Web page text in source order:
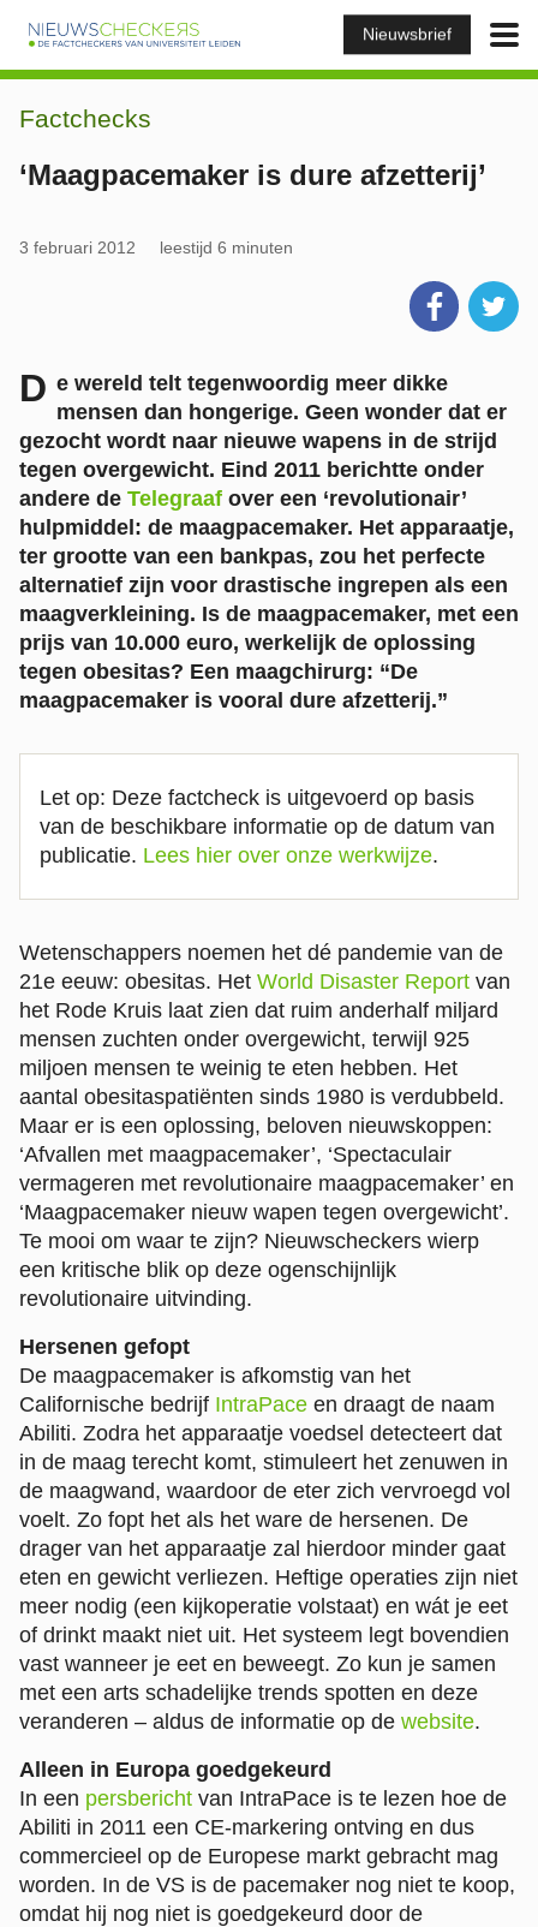
Nieuwsbrief
Factchecks
‘Maagpacemaker is dure afzetterij’
3 februari 2012 leestijd 6 minuten
D e wereld telt tegenwoordig meer dikke
mensen dan hongerige. Geen wonder dat er
gezocht wordt naar nieuwe wapens in de strijd
tegen overgewicht. Eind 2011 berichtte onder
andere de Telegraaf over een ‘revolutionair’
hulpmiddel: de maagpacemaker. Het apparaatje,
ter grootte van een bankpas, zou het perfecte
alternatief zijn voor drastische ingrepen als een
maagverkleining. Is de maagpacemaker, met een
prijs van 10.000 euro, werkelijk de oplossing
tegen obesitas? Een maagchirurg: “De
maagpacemaker is vooral dure afzetterij.”
Let op: Deze factcheck is uitgevoerd op basis
van de beschikbare informatie op de datum van
publicatie. Lees hier over onze werkwijze.
Wetenschappers noemen het dé pandemie van de
21e eeuw: obesitas. Het World Disaster Report van
het Rode Kruis laat zien dat ruim anderhalf miljard
mensen zuchten onder overgewicht, terwijl 925
miljoen mensen te weinig te eten hebben. Het
aantal obesitaspatiënten sinds 1980 is verdubbeld.
Maar er is een oplossing, beloven nieuwskoppen:
‘Afvallen met maagpacemaker’, ‘Spectaculair
vermageren met revolutionaire maagpacemaker’ en
‘Maagpacemaker nieuw wapen tegen overgewicht’.
Te mooi om waar te zijn? Nieuwscheckers wierp
een kritische blik op deze ogenschijnlijk
revolutionaire uitvinding.
Hersenen gefopt
De maagpacemaker is afkomstig van het
Californische bedrijf IntraPace en draagt de naam
Abiliti. Zodra het apparaatje voedsel detecteert dat
in de maag terecht komt, stimuleert het zenuwen in
de maagwand, waardoor de eter zich vervroegd vol
voelt. Zo fopt het als het ware de hersenen. De
drager van het apparaatje zal hierdoor minder gaat
eten en gewicht verliezen. Heftige operaties zijn niet
meer nodig (een kijkoperatie volstaat) en wát je eet
of drinkt maakt niet uit. Het systeem legt bovendien
vast wanneer je eet en beweegt. Zo kun je samen
met een arts schadelijke trends spotten en deze
veranderen – aldus de informatie op de website.
Alleen in Europa goedgekeurd
In een persbericht van IntraPace is te lezen hoe de
Abiliti in 2011 een CE-markering ontving en dus
commercieel op de Europese markt gebracht mag
worden. In de VS is de pacemaker nog niet te koop,
omdat hij nog niet is goedgekeurd door de